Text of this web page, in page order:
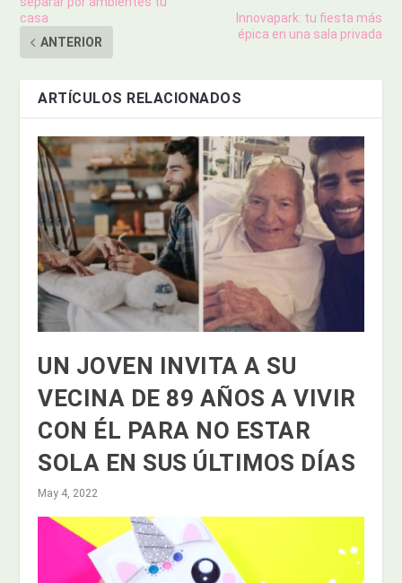
casa
ANTERIOR
Innovapark: tu fiesta más
épica en una sala privada
ARTÍCULOS RELACIONADOS
UN JOVEN INVITA A SU
VECINA DE 89 AÑOS A VIVIR
CON ÉL PARA NO ESTAR
SOLA EN SUS ÚLTIMOS DÍAS
May 4, 2022